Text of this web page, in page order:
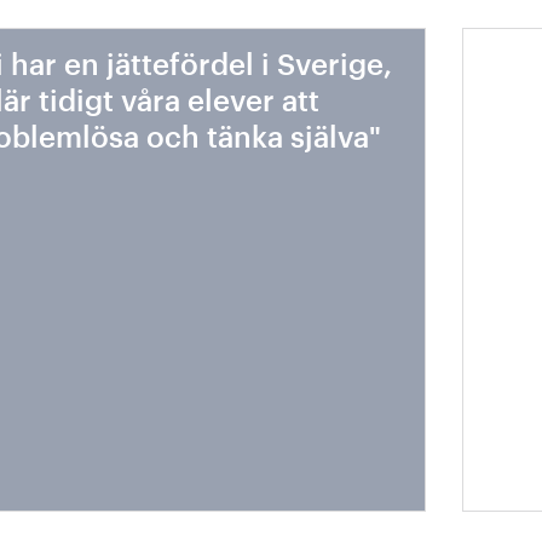
har en jättefördel i Sverige,
tidigt våra elever att
och tänka själva"